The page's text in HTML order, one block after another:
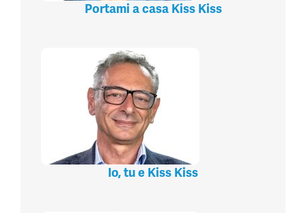
Portami a casa Kiss Kiss
Io, tu e Kiss Kiss